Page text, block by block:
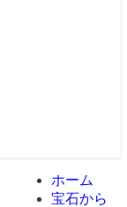
ホーム
宝石から